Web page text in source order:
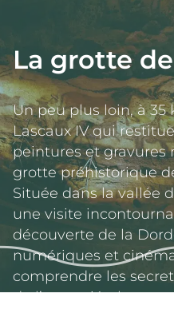
La grotte
Un peu plus loin, à
Lascaux IV qui
peintures et gravures
grotte préhistorique
Située dans la vallée
une visite
découverte de la
numériques et
comprendre les
de l’art pariétal.